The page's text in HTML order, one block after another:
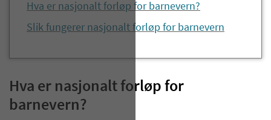
Hva er nasjonalt forløp for barnevern?
Slik fungerer nasjonalt forløp for barnevern
Hva er nasjonalt forløp for
barnevern?